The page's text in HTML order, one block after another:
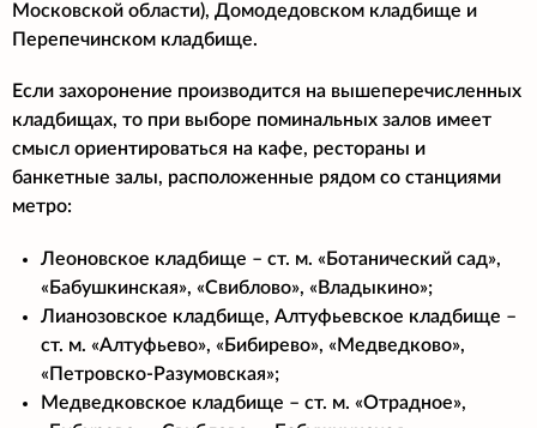
Московской области), Домодедовском кладбище и
Перепечинском кладбище.
Если захоронение производится на вышеперечисленных
кладбищах, то при выборе поминальных залов имеет
смысл ориентироваться на кафе, рестораны и
банкетные залы, расположенные рядом со станциями
метро:
Леоновское кладбище – ст. м. «Ботанический сад»,
«Бабушкинская», «Свиблово», «Владыкино»;
Лианозовское кладбище, Алтуфьевское кладбище –
ст. м. «Алтуфьево», «Бибирево», «Медведково»,
«Петровско-Разумовская»;
Медведковское кладбище – ст. м. «Отрадное»,